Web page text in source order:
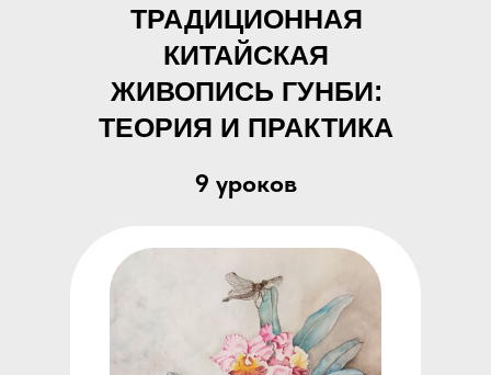
ТРАДИЦИОННАЯ
КИТАЙСКАЯ
ЖИВОПИСЬ ГУНБИ:
ТЕОРИЯ И ПРАКТИКА
9 уроков